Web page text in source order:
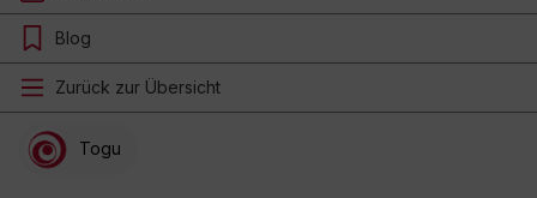
Blog
Zurück zur Übersicht
Togu